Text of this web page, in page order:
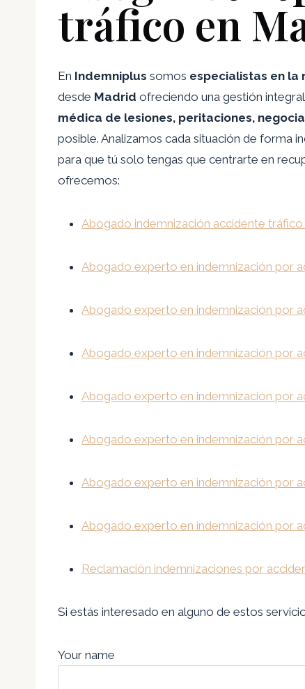
tráfico en
En Indemniplus somos especialistas en la
desde Madrid ofreciendo una gestión
médica de lesiones, peritaciones,
posible. Analizamos cada situación de forma
para que tú solo tengas que centrarte en
ofrecemos:
Abogado indemnización accidente
Abogado experto en indemnización por
Abogado experto en indemnización por
Abogado experto en indemnización por
Abogado experto en indemnización por
Abogado experto en indemnización por
Abogado experto en indemnización por
Abogado experto en indemnización por
Reclamación indemnizaciones por
Si estás interesado en alguno de estos
Your name